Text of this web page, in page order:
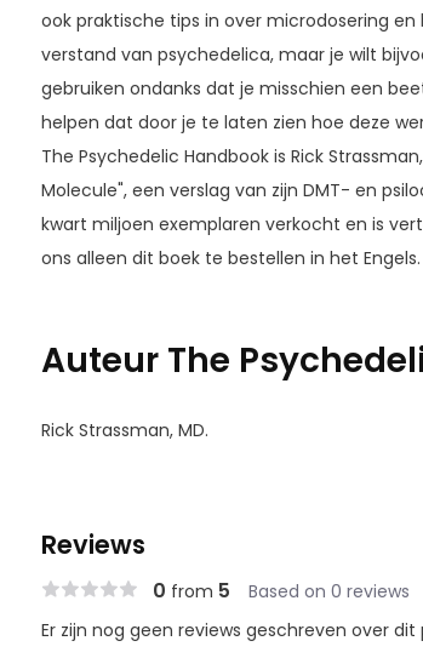
ook praktische tips in over microdosering
verstand van psychedelica, maar je wilt
gebruiken ondanks dat je misschien een
helpen dat door je te laten zien hoe deze
The Psychedelic Handbook is Rick
Molecule", een verslag van zijn DMT- en
kwart miljoen exemplaren verkocht en is
ons alleen dit boek te bestellen in het Engels.
Auteur The
Rick Strassman, MD.
Reviews
0 from 5 Based on 0 reviews
Er zijn nog geen reviews geschreven over dit